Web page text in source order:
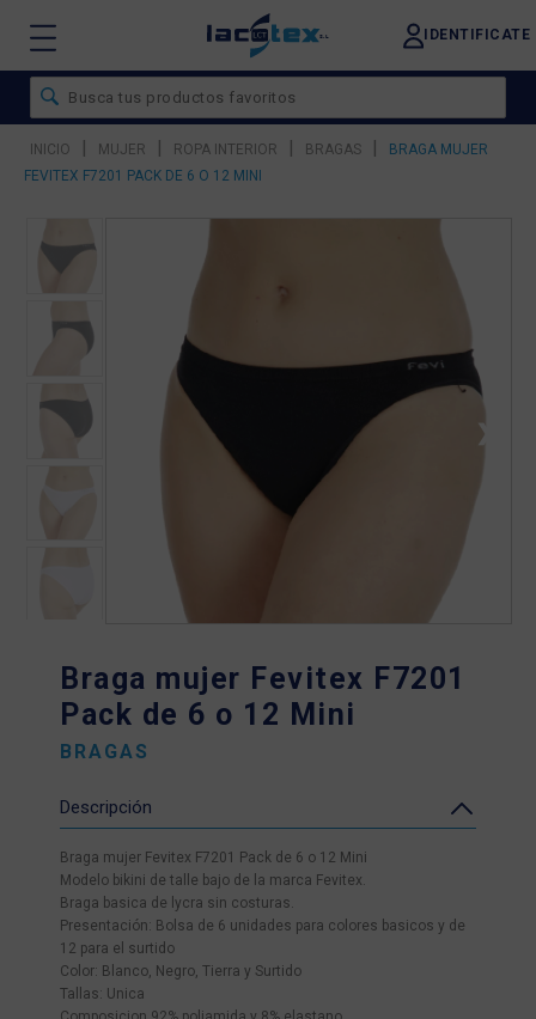
IDENTIFICATE
INICIO | MUJER | ROPA INTERIOR | BRAGAS |
BRAGA MUJER
FEVITEX F7201 PACK DE 6 O 12 MINI
❯
Braga mujer Fevitex F7201
Pack de 6 o 12 Mini
BRAGAS
Descripción
Braga mujer Fevitex F7201 Pack de 6 o 12 Mini
Modelo bikini de talle bajo de la marca Fevitex.
Braga basica de lycra sin costuras.
Presentación: Bolsa de 6 unidades para colores basicos y de
12 para el surtido
Color: Blanco, Negro, Tierra y Surtido
Tallas: Unica